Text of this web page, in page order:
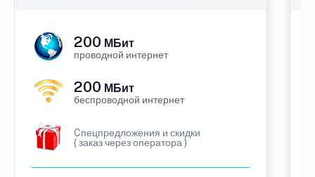
200 МБит
проводной интернет
200 МБит
беспроводной интернет
Cпецпредложения и скидки
( заказ через оператора )